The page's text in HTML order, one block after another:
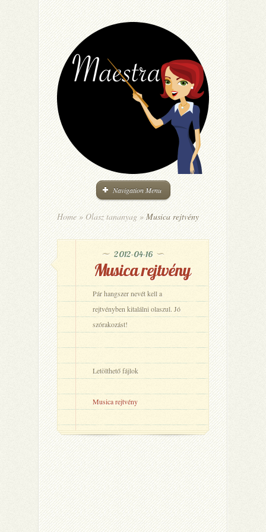
Navigation Menu
Home » Olasz tananyag »Musica rejtvény
2012-04-16
Musica rejtvény
Pár hangszer nevét kell a
rejtvényben kitalálni olaszul. Jó
szórakozást!
Letölthető fájlok
Musica rejtvény